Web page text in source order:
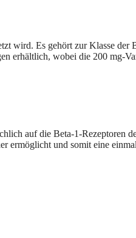
wird. Es gehört zur Klasse der
erhältlich, wobei die 200 mg-
auf die Beta-1-Rezeptoren
ermöglicht und somit eine